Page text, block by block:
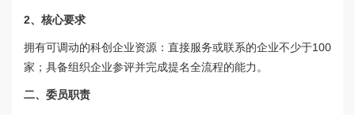
2、核心要求
拥有可调动的科创企业资源：直接服务或联系的企业不少于100
家；具备组织企业参评并完成提名全流程的能力。
二、委员职责